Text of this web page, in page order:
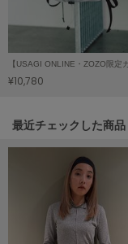
made of Organics
メイドオブオーガニクス
MICHU COQUETTE
MIESROHE
ミースロエ
ミーエスミーム
Mila Owen
ミラオーウェン
¥10,780
関連記事
最近チェックした商品